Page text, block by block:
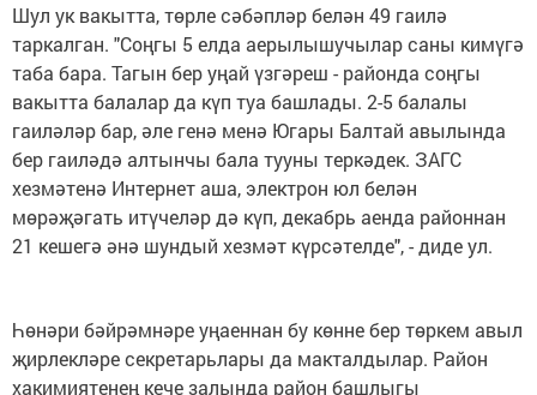
Шул ук вакытта, төрле сәбәпләр белән 49 гаилә
таркалган. "Соңгы 5 елда аерылышучылар саны кимүгә
таба бара. Тагын бер уңай үзгәреш - районда соңгы
вакытта балалар да күп туа башлады. 2-5 балалы
гаиләләр бар, әле генә менә Югары Балтай авылында
бер гаиләдә алтынчы бала тууны теркәдек. ЗАГС
хезмәтенә Интернет аша, электрон юл белән
мөрәҗәгать итүчеләр дә күп, декабрь аенда районнан
21 кешегә әнә шундый хезмәт күрсәтелде", - диде ул.
Һөнәри бәйрәмнәре уңаеннан бу көнне бер төркем авыл
җирлекләре секретарьлары да макталдылар. Район
хакимиятенең кече залында район башлыгы